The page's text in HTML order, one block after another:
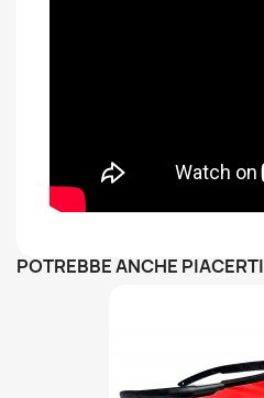
POTREBBE ANCHE PIACERTI